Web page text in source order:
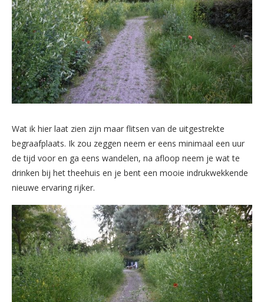
Wat ik hier laat zien zijn maar flitsen van de uitgestrekte
begraafplaats. Ik zou zeggen neem er eens minimaal een uur
de tijd voor en ga eens wandelen, na afloop neem je wat te
drinken bij het theehuis en je bent een mooie indrukwekkende
nieuwe ervaring rijker.